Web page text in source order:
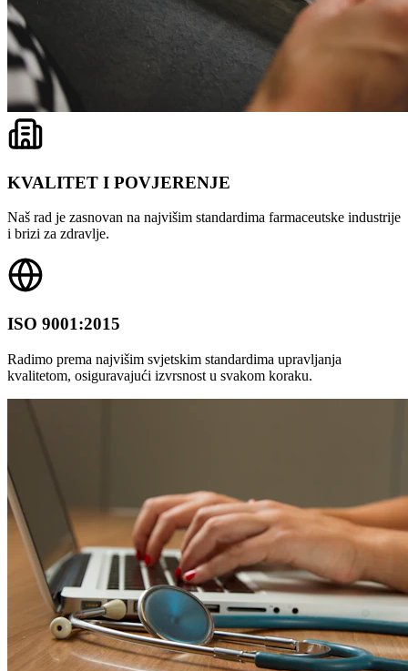
KVALITET I POVJERENJE
Naš rad je zasnovan na najvišim standardima farmaceutske industrije
i brizi za zdravlje.
ISO 9001:2015
Radimo prema najvišim svjetskim standardima upravljanja
kvalitetom, osiguravajući izvrsnost u svakom koraku.